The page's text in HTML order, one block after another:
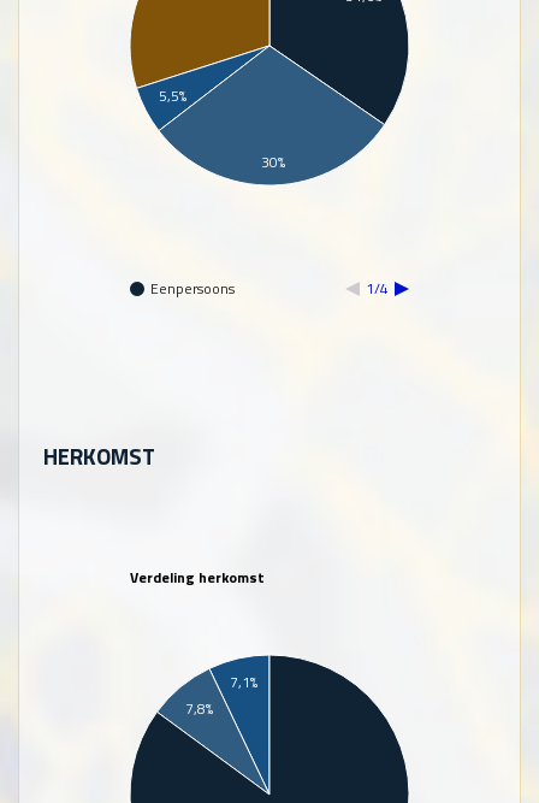
Eenpersoons 1/4
5,5%
30%
HERKOMST
Verdeling herkomst
7,1%
7,8%